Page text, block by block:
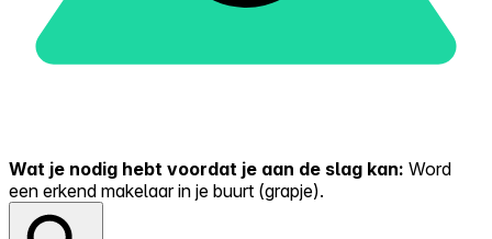
Wat je nodig hebt voordat je aan de slag kan: Word
een erkend makelaar in je buurt (grapje).